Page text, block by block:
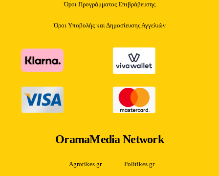
Όροι Προγράμματος Επιβράβευσης
Όροι Υποβολής και Δημοσίευσης Αγγελιών
OramaMedia Network
Agrotikes.gr Politikes.gr